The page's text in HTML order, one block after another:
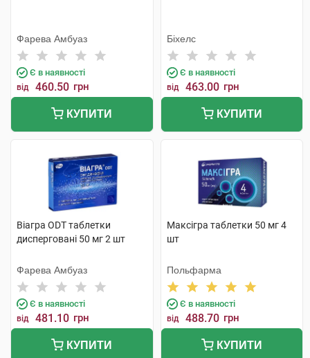
Фарева Амбуаз
Є в наявності
від 460.50 грн
КУПИТИ
Біхелс
Є в наявності
від 463.00 грн
КУПИТИ
Віагра ODT таблетки
дисперговані 50 мг 2 шт
Фарева Амбуаз
Є в наявності
від 481.10 грн
КУПИТИ
Максігра таблетки 50 мг 4
шт
Польфарма
Є в наявності
від 488.70 грн
КУПИТИ